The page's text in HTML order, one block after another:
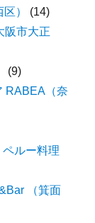
）
(14)
阪市大正
(9)
RABEA（奈
ルー料理
（箕面